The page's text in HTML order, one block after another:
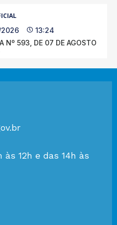
13:24
Nº 593, DE 07 DE AGOSTO
às 12h e das 14h às